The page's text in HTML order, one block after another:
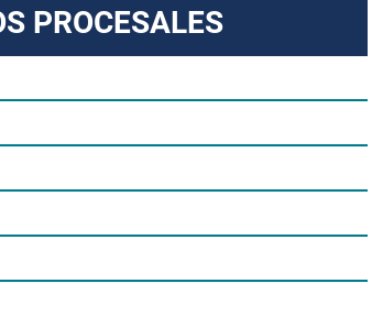
PROCESALES